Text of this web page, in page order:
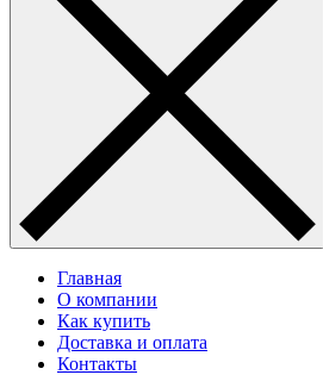
Главная
О компании
Как купить
Доставка и оплата
Контакты